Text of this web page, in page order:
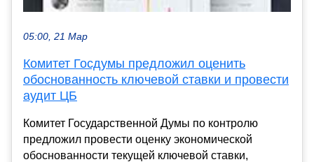
05:00, 21 Мар
Комитет Госдумы предложил оценить
обоснованность ключевой ставки и провести
аудит ЦБ
Комитет Государственной Думы по контролю
предложил провести оценку экономической
обоснованности текущей ключевой ставки,